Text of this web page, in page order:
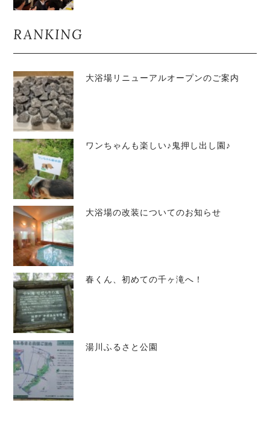
RANKING
大浴場リニューアルオープンのご案内
ワンちゃんも楽しい♪鬼押し出し園♪
大浴場の改装についてのお知らせ
春くん、初めての千ヶ滝へ！
湯川ふるさと公園